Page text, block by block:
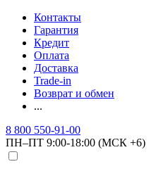
Контакты
Гарантия
Кредит
Оплата
Доставка
Trade-in
Возврат и обмен
...
8 800 550-91-00
ПН–ПТ 9:00-18:00 (МСК +6)